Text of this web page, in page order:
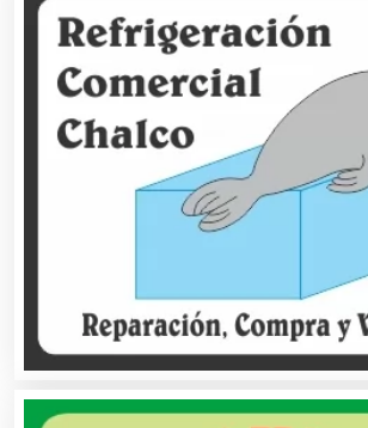
Asilos
Asociaciones Civiles
Asociaciones Empresariales
Audio, Sonido e Iluminación
Audios para Eventos